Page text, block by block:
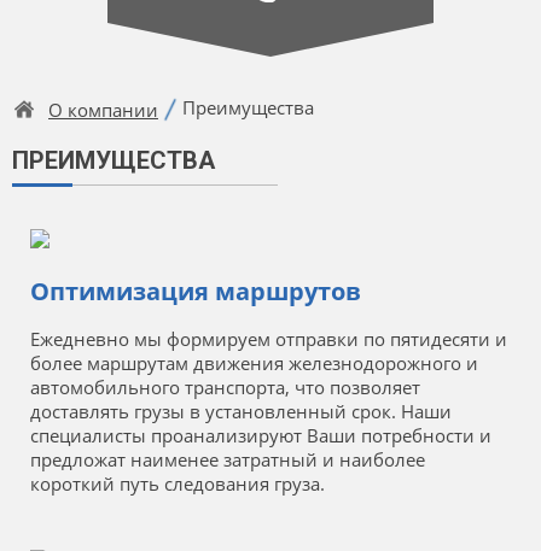
О компании Преимущества
ПРЕИМУЩЕСТВА
Оптимизация маршрутов
Ежедневно мы формируем отправки по пятидесяти и
более маршрутам движения железнодорожного и
автомобильного транспорта, что позволяет
доставлять грузы в установленный срок. Наши
специалисты проанализируют Ваши потребности и
предложат наименее затратный и наиболее
короткий путь следования груза.